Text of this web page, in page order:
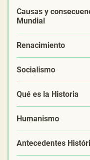
Causas y
Mundial
Renacimiento
Socialismo
Qué es la Historia
Humanismo
Antecedentes